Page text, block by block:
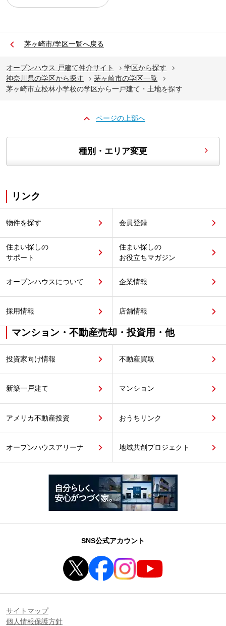
茅ヶ崎市/学区一覧へ戻る
オープンハウス 戸建て仲介サイト
学区から探す
神奈川県の学区から探す
茅ヶ崎市の学区一覧
茅ヶ崎市立松林小学校の学区から一戸建て・土地を探す
ページの上部へ
種別・エリア変更
リンク
物件を探す 会員登録
住まい探しの
サポート
住まい探しの
お役立ちマガジン
オープンハウスについて 企業情報
採用情報 店舗情報
マンション・不動産売却・投資用・他
投資家向け情報 不動産買取
新築一戸建て マンション
アメリカ不動産投資 おうちリンク
オープンハウスアリーナ 地域共創プロジェクト
SNS公式アカウント
サイトマップ
個人情報保護方針